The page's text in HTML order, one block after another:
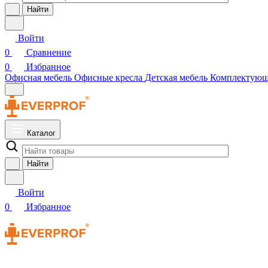
Найти
Войти
0
Сравнение
0
Избранное
Офисная мебель Офисные кресла Детская мебель
Каталог
Найти
Войти
0
Избранное